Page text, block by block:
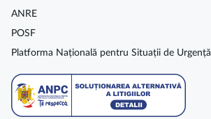
ANRE
POSF
Platforma Națională pentru Situații de Urgență